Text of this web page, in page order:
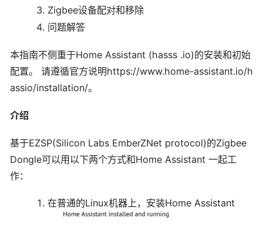
Zigbee设备配对和移除
问题解答
本指南不侧重于Home Assistant (hasss .io)的安装和初始
配置。 请遵循官方说明https://www.home-assistant.io/h
assio/installation/。
介绍
基于EZSP(Silicon Labs EmberZNet protocol)的Zigbee
Dongle可以用以下两个方式和Home Assistant 一起工
作：
在普通的Linux机器上，安装Home Assistant